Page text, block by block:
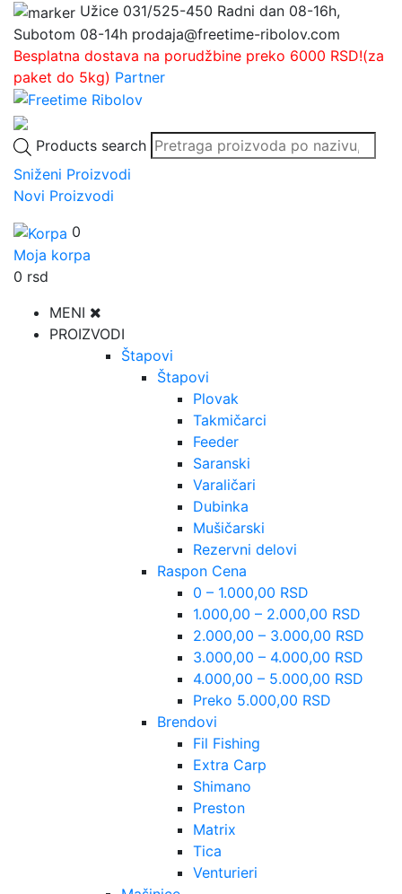
Užice 031/525-450 Radni dan 08-16h,
Subotom 08-14h prodaja@freetime-ribolov.com
Besplatna dostava na porudžbine preko 6000 RSD!(za
paket do 5kg) Partner
Products search
Sniženi Proizvodi
Novi Proizvodi
0
Moja korpa
0 rsd
MENI
PROIZVODI
Štapovi
Štapovi
Plovak
Takmičarci
Feeder
Saranski
Varaličari
Dubinka
Mušičarski
Rezervni delovi
Raspon Cena
0 – 1.000,00 RSD
1.000,00 – 2.000,00 RSD
2.000,00 – 3.000,00 RSD
3.000,00 – 4.000,00 RSD
4.000,00 – 5.000,00 RSD
Preko 5.000,00 RSD
Brendovi
Fil Fishing
Extra Carp
Shimano
Preston
Matrix
Tica
Venturieri